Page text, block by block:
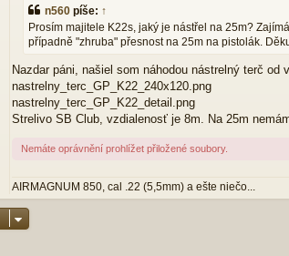
v
e
k
n560 píše: ↑
Prosím majitele K22s, jaký je nástřel na 25m?
případně "zhruba" přesnost na 25m na pistolák.
Nazdar páni, našiel som náhodou nástrelný terč od
nastrelny_terc_GP_K22_240x120.png
nastrelny_terc_GP_K22_detail.png
Strelivo SB Club, vzdialenosť je 8m. Na 25m
Nemáte oprávnění prohlížet přiložené soubory.
AIRMAGNUM 850, cal .22 (5,5mm) a ešte niečo...